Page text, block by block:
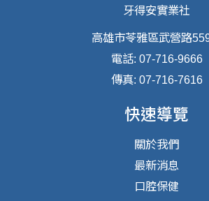
牙得安實業社
高雄市苓雅區武營路
電話: 07-716-9666
傳真: 07-716-7616
快速導覽
關於我們
最新消息
口腔保健